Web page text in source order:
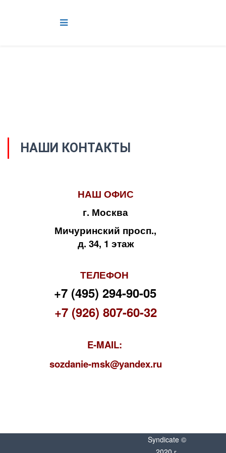
НАШИ КОНТАКТЫ
НАШ ОФИС
г. Москва
Мичуринский просп.,
д. 34, 1 этаж
ТЕЛЕФОН
+7 (495) 294-90-05
+7 (926) 807-60-32
E-MAIL:
sozdanie-msk@yandex.ru
Syndicate ©